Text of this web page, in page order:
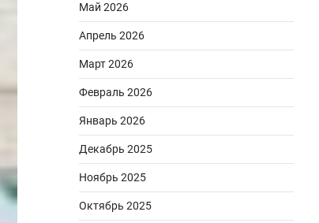
Май 2026
Апрель 2026
Март 2026
Февраль 2026
Январь 2026
Декабрь 2025
Ноябрь 2025
Октябрь 2025